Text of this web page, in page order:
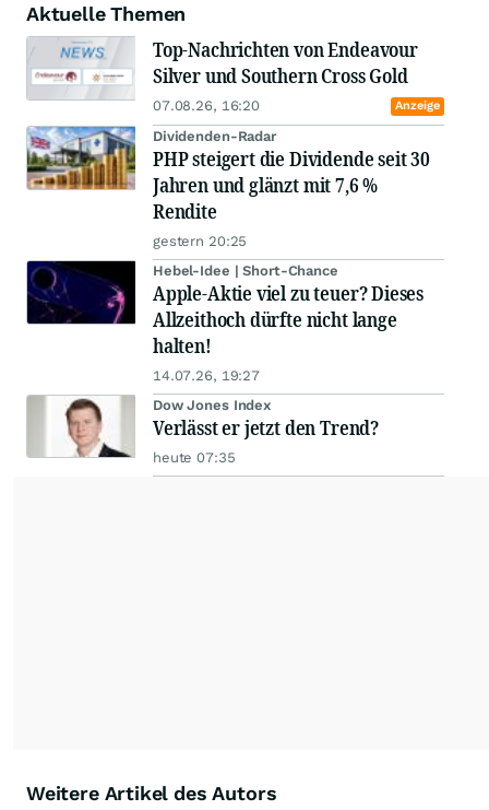
Aktuelle Themen
Top-Nachrichten von Endeavour
Silver und Southern Cross Gold
07.08.26, 16:20 Anzeige
Dividenden-Radar
PHP steigert die Dividende seit 30
Jahren und glänzt mit 7,6 %
Rendite
gestern 20:25
Hebel-Idee | Short-Chance
Apple-Aktie viel zu teuer? Dieses
Allzeithoch dürfte nicht lange
halten!
14.07.26, 19:27
Dow Jones Index
Verlässt er jetzt den Trend?
heute 07:35
Weitere Artikel des Autors